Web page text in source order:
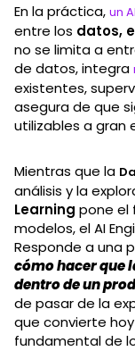
En la práctica, un AI
entre los datos,
no se limita a
de datos, integra
existentes,
asegura de que
utilizables a gran
Mientras que la
análisis y la
Learning pone el
modelos, el AI
Responde a una
cómo hacer que
dentro de un
de pasar de la
que convierte hoy
fundamental de